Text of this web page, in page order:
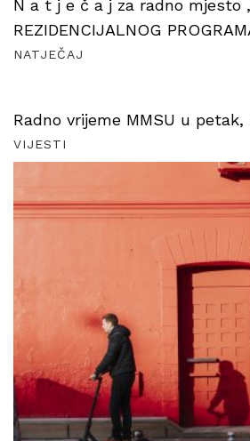
N a t j e č a j za radno mjesto
REZIDENCIJALNOG
NATJEČAJ
Radno vrijeme MMSU u petak,
VIJESTI